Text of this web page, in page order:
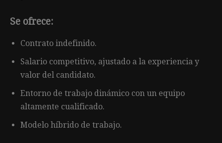
Se ofrece:
Contrato indefinido.
Salario competitivo, ajustado a la experiencia y
valor del candidato.
Entorno de trabajo dinámico con un equipo
altamente cualificado.
Modelo híbrido de trabajo.